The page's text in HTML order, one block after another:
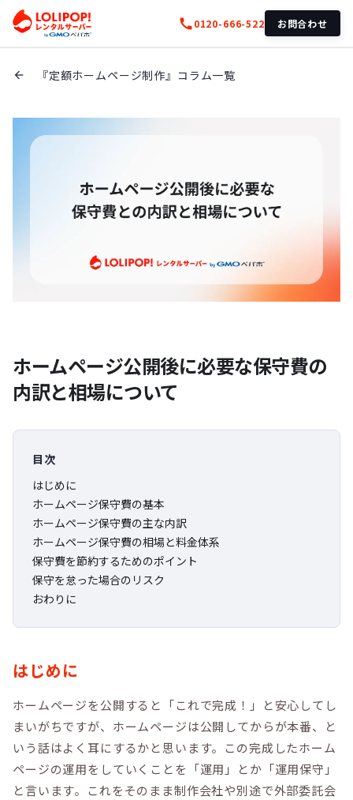
call0120-666-522 お問合わせ
arrow_back 『定額ホームページ制作』コラム一覧
ホームページ公開後に必要な保守費の
内訳と相場について
目次
はじめに
ホームページ保守費の基本
ホームページ保守費の主な内訳
ホームページ保守費の相場と料金体系
保守費を節約するためのポイント
保守を怠った場合のリスク
おわりに
はじめに
ホームページを公開すると「これで完成！」と安心してし
まいがちですが、ホームページは公開してからが本番、と
いう話はよく耳にするかと思います。この完成したホーム
ページの運用をしていくことを「運用」とか「運用保守」
と言います。これをそのまま制作会社や別途で外部委託会